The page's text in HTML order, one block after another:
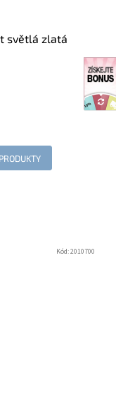
Kód:2010700
světlá zlatá